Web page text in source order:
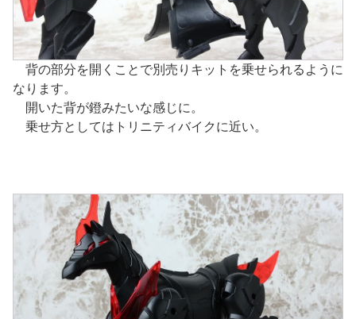
背の部分を開くことで別売りキットを乗せられるように
なります。
開いた背が鐙みたいな感じに。
乗せ方としてはトリニティバイクに近い。